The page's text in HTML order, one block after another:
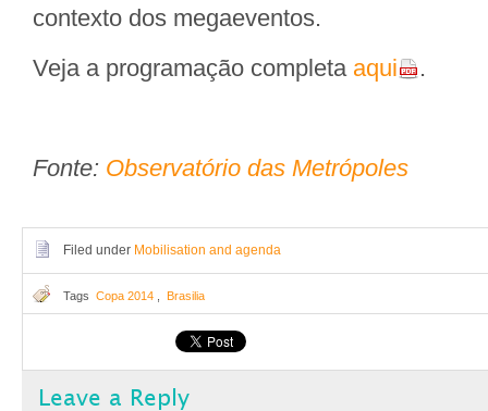
contexto dos megaeventos.
Veja a programação completa aqui .
Fonte: Observatório das Metrópoles
Filed under Mobilisation and agenda
Tags Copa 2014 Brasilia
Leave a Reply